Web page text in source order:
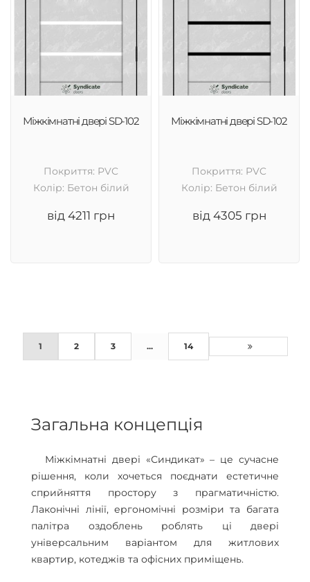
Міжкімнатні двері SD-102
Покриття: PVC
Колір: Бетон білий
від 4211 грн
Міжкімнатні двері SD-102
Покриття: PVC
Колір: Бетон білий
від 4305 грн
1 2 3 ... 14
Загальна концепція
Міжкімнатні двері «Синдикат» – це сучасне
рішення, коли хочеться поєднати естетичне
сприйняття простору з прагматичністю.
Лаконічні лінії, ергономічні розміри та багата
палітра оздоблень роблять ці двері
універсальним варіантом для житлових
квартир, котеджів та офісних приміщень.